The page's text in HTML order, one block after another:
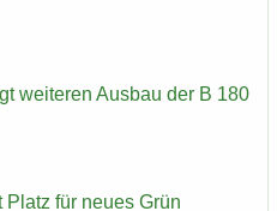
wei­te­ren Aus­bau der B 180
Platz für neues Grün